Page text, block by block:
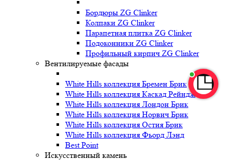
Бордюры ZG Clinker
Колпаки ZG Clinker
Парапетная плитка ZG Clinker
Подоконники ZG Clinker
Профильный кирпич ZG Clinker
Вентилируемые фасады
White Hills коллекция Бремен Брик
White Hills коллекция Каскад Рейндж
White Hills коллекция Лондон Брик
White Hills коллекция Норвич Брик
White Hills коллекция Остия Брик
White Hills коллекция Фьорд Лэнд
Best Point
Искусственный камень